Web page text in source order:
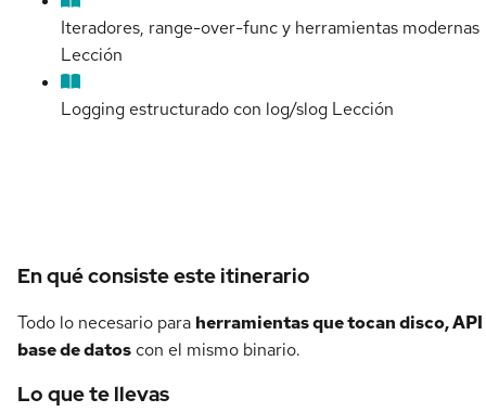
Iteradores, range-over-func y herramientas modernas
Lección
Logging estructurado con log/slog Lección
Detalles del curso
En qué consiste este itinerario
Todo lo necesario para herramientas que tocan disco, API
base de datos con el mismo binario.
Lo que te llevas